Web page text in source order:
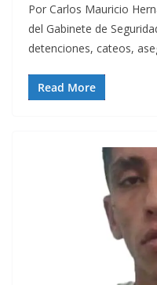
Por Carlos Mauricio
del Gabinete de
detenciones, cateos,
Read More